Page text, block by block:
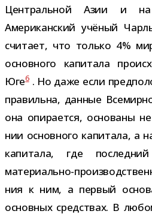
Центральной Азии и
Американский учё­ный
счи­тает, что только 4%
основ­ного капи­тала
Юге6. Но даже если
пра­вильна, дан­ные
она опи­ра­ется, осно­ваны
нии основ­ного капи­тала, а
капи­тала, где
материально-​
ния к ним, а пер­вый
основ­ных сред­ствах. В